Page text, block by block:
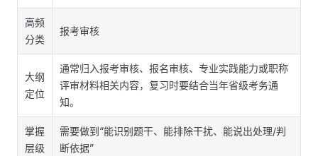
高频
分类
报考审核
大纲
定位
通常归入报考审核、报名审核、专业实践能力或职称
评审材料相关内容，复习时要结合当年省级考务通
知。
掌握
层级
需要做到“能识别题干、能排除干扰、能说出处理/判
断依据”